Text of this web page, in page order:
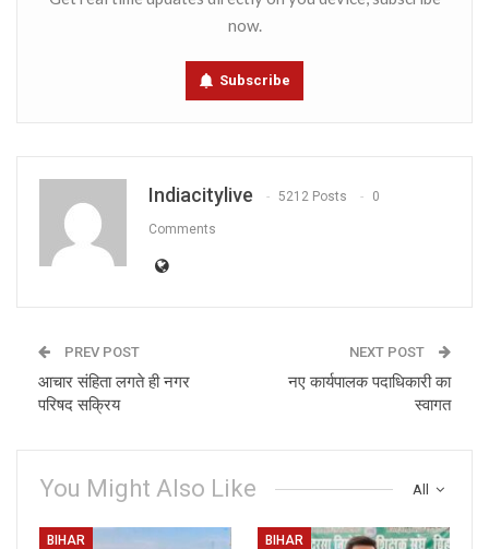
now.
Subscribe
Indiacitylive 5212 Posts 0
Comments
PREV POST
आचार संहिता लगते ही नगर
परिषद सक्रिय
NEXT POST
नए कार्यपालक पदाधिकारी का
स्वागत
All
You Might Also Like
BIHAR BIHAR